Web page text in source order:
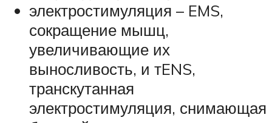
электростимуляция – EMS,
сокращение мышц,
увеличивающие их
выносливость, и тENS,
транскутанная
электростимуляция, снимающая